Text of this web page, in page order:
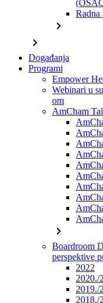
Radna
chevron_right
chevron_right
Događanja
Programi
Empower
Webinari u
om
AmCham
chevron_right
Boardroom
perspektive
2022
2020./
2019./
2018./